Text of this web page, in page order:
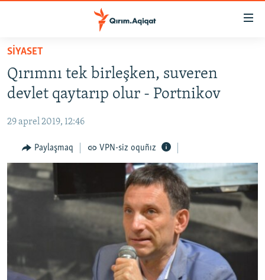
Esas
qaytmaq
Baş
navigatsiyağa
qaytmaq
qaytmaq
SİYASET
İQTİSADİYAT
CEMİYET
MEDENİYET
İNSAN AQLARI
VİDEO
SÜRET
FİKİR
SİYASET
Qırımnı tek birleşken, suveren
devlet qaytarıp olur - Portnikov
29 aprel 2019, 12:46
Paylaşmaq VPN-siz oquñız